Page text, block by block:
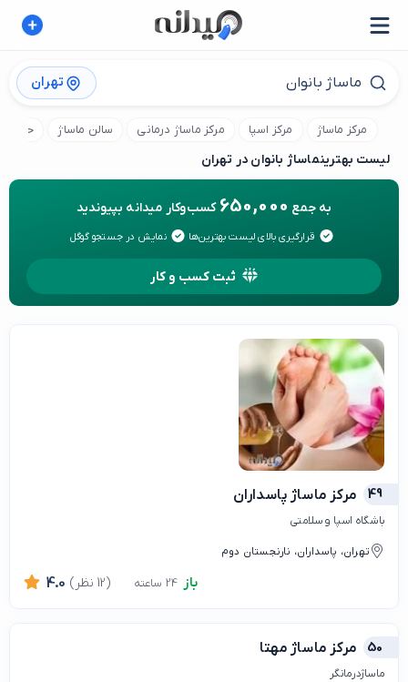
تهران
مرکز ماساژ مرکز اسپا مرکز ماساژ درمانی سالن ماساژ حمام
لیست بهترینماساژ بانوان در تهران
به جمع 650,000 کسب‌وکار میدانه بپیوندید
قرارگیری بالای لیست بهترین‌ها نمایش در جستجو گوگل
ثبت کسب و کار
49 مرکز ماساژ پاسداران
باشگاه اسپا و سلامتی
تهران، پاسداران، نارنجستان دوم
باز 4.0 (12 نظر)
50 مرکز ماساژ مهتا
ماساژدرمانگر